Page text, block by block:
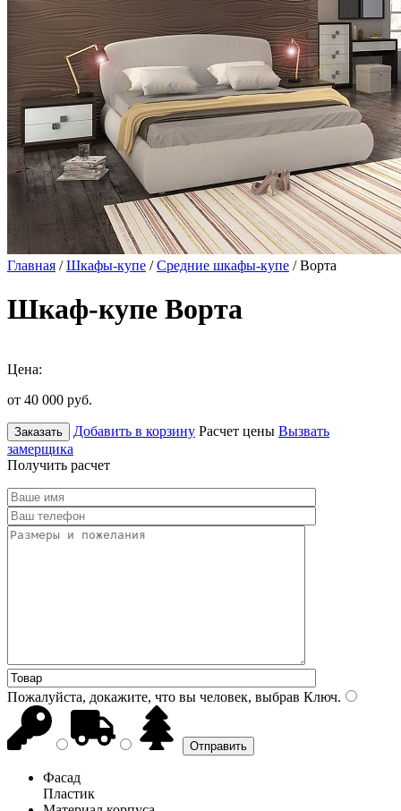
Главная /Шкафы-купе /Средние шкафы-купе / Ворта
Шкаф-купе Ворта
Цена:
от 40 000 руб.
Заказать Добавить в корзину Расчет цены Вызвать
замерщика
Получить расчет
Пожалуйста, докажите, что вы человек, выбрав Ключ.
Фасад
Пластик